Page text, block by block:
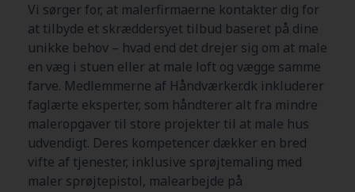
Vi sørger for, at malerfirmaerne kontakter dig for
at tilbyde et skræddersyet tilbud baseret på dine
unikke behov – hvad end det drejer sig om at male
en væg i stuen eller at male loft og vægge samme
farve. Medlemmerne af Håndværker.dk inkluderer
faglærte eksperter, som håndterer alt fra mindre
maleropgaver til store projekter til at male hus
udvendigt. Deres kompetencer dækker en bred
vifte af tjenester, inklusive sprøjtemaling med
maler sprøjtepistol, malearbejde på